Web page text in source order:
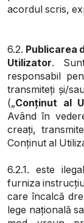
acordul scris,
6.2. Publicarea
Utilizator.
responsabil
transmiteți și/
(„Conținut al
Având în
creați,
Conținut al
6.2.1. este
furniza
care încalcă
lege națională